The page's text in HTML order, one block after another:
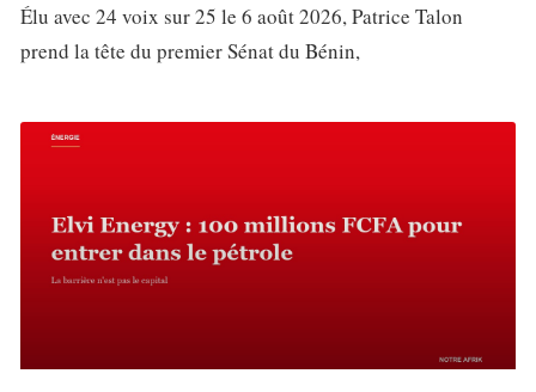
Élu avec 24 voix sur 25 le 6 août 2026, Patrice Talon
prend la tête du premier Sénat du Bénin,